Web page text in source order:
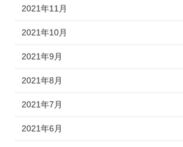
2021年11月
2021年10月
2021年9月
2021年8月
2021年7月
2021年6月